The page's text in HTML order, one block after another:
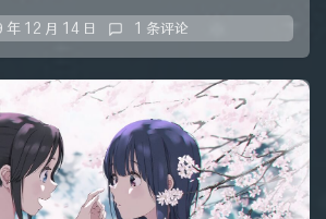
年 12 月 14 日 1 条评论